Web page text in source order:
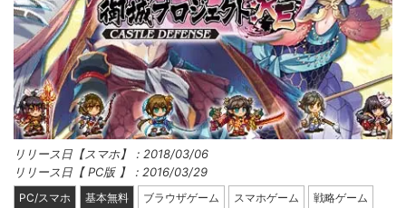
リリース日【スマホ】：2018/03/06
リリース日【 PC版 】：2016/03/29
PC/スマホ 基本無料 ブラウザゲーム スマホゲーム 戦略ゲーム